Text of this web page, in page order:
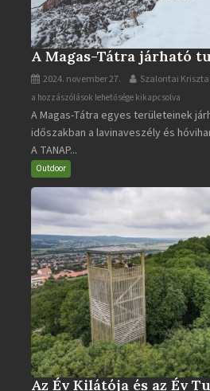
A Magas-Tátra járható
2024. november 27. Szalontai Kriszta
A
Magas-
Tátra
járható
turistaútjai
a hozzászólások lehetősége kikapcsolva
A Magas-Tátra egyes területeinek
időszakban a lavinaveszély és
A TANAP...
Outdoor
Az Év Kilátója és az Év